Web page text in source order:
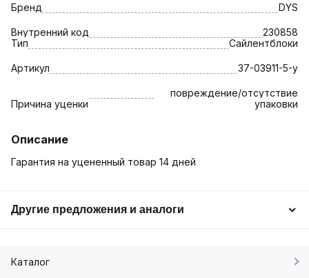
Бренд DYS
Внутренний код
230858
Тип
Сайлентблоки
Артикул 37-03911-5-у
Причина уценки
повреждение/отсутствие
упаковки
Описание
Гарантия на уцененный товар 14 дней
Другие предложения и аналоги
Каталог